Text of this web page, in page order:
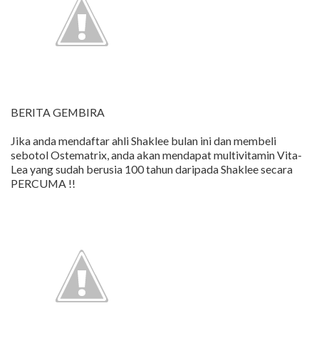
BERITA GEMBIRA
Jika anda mendaftar ahli Shaklee bulan ini dan membeli
sebotol Ostematrix, anda akan mendapat multivitamin Vita-
Lea yang sudah berusia 100 tahun daripada Shaklee secara
PERCUMA !!